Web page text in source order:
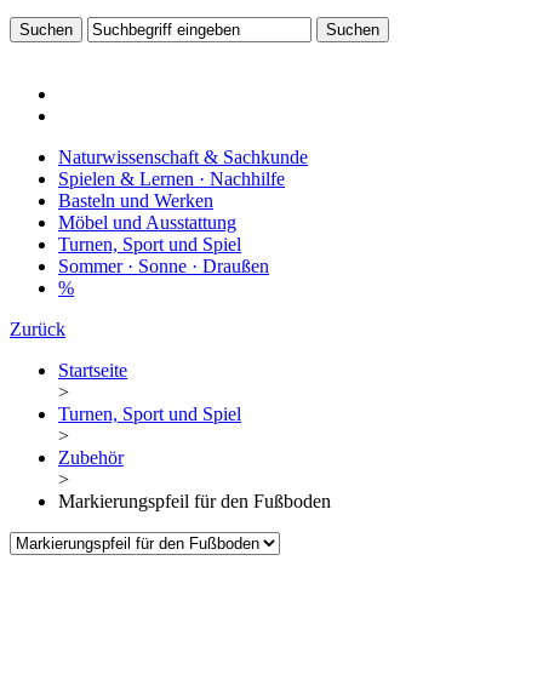
Naturwissenschaft & Sachkunde
Spielen & Lernen · Nachhilfe
Basteln und Werken
Möbel und Ausstattung
Turnen, Sport und Spiel
Sommer · Sonne · Draußen
%
Zurück
Startseite
>
Turnen, Sport und Spiel
>
Zubehör
>
Markierungspfeil für den Fußboden